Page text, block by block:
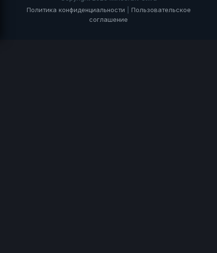
Политика конфиденциальности
Пользовательское
соглашение